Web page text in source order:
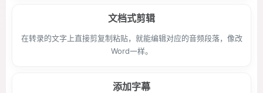
文档式剪辑
在转录的文字上直接剪复制粘贴，就能编辑对应的音频段落，像改
Word一样。
添加字幕